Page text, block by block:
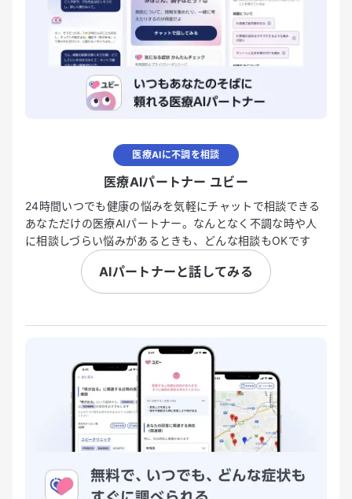
医療AIに不調を相談
医療AIパートナー ユビー
24時間いつでも健康の悩みを気軽にチャットで相談できる
あなただけの医療AIパートナー。なんとなく不調な時や人
に相談しづらい悩みがあるときも、どんな相談もOKです
AIパートナーと話してみる